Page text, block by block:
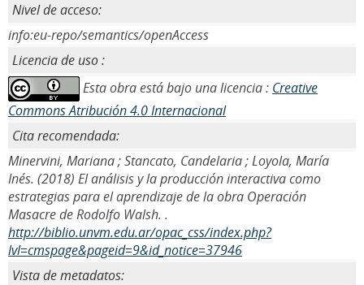
Nivel de acceso:
info:eu-repo/semantics/openAccess
Licencia de uso :
Esta obra está bajo una licencia : Creative
Commons Atribución 4.0 Internacional
Cita recomendada:
Minervini, Mariana ; Stancato, Candelaria ; Loyola, María
Inés. (2018) El análisis y la producción interactiva como
estrategias para el aprendizaje de la obra Operación
Masacre de Rodolfo Walsh. .
http://biblio.unvm.edu.ar/opac_css/index.php?
lvl=cmspage&pageid=9&id_notice=37946
Vista de metadatos: